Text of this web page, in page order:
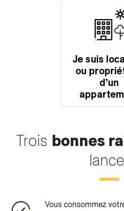
Je suis
ou
d’un
Trois bonnes
Vous consommez